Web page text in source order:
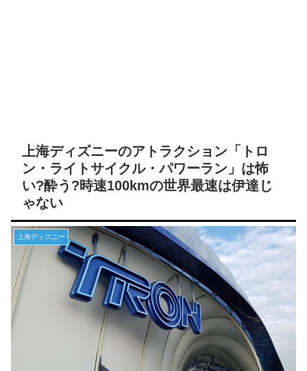
上海ディズニーのアトラクション「トロ
ン・ライトサイクル・パワーラン」は怖
い?酔う?時速100kmの世界最速は伊達じ
ゃない
上海ディズニー